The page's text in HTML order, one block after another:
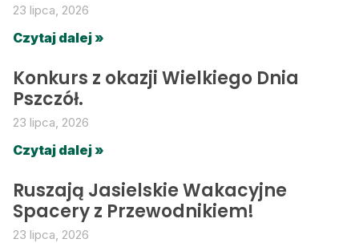
23 lipca, 2026
Czytaj dalej »
Konkurs z okazji Wielkiego Dnia
Pszczół.
23 lipca, 2026
Czytaj dalej »
Ruszają Jasielskie Wakacyjne
Spacery z Przewodnikiem!
23 lipca, 2026